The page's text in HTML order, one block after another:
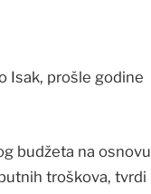
Isak, prošle godine
budžeta na osnovu
troškova, tvrdi